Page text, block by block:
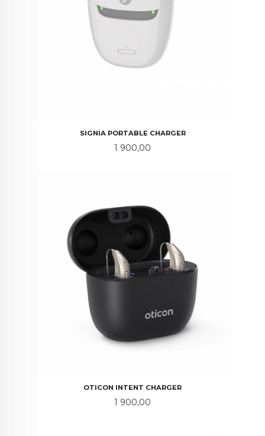
SIGNIA PORTABLE CHARGER
Pris
1 900,00
OTICON INTENT CHARGER
Pris
1 900,00